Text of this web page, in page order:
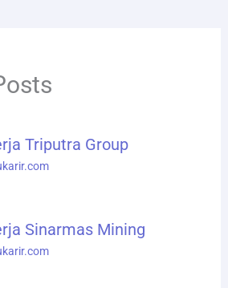
Triputra Group
Sinarmas Mining